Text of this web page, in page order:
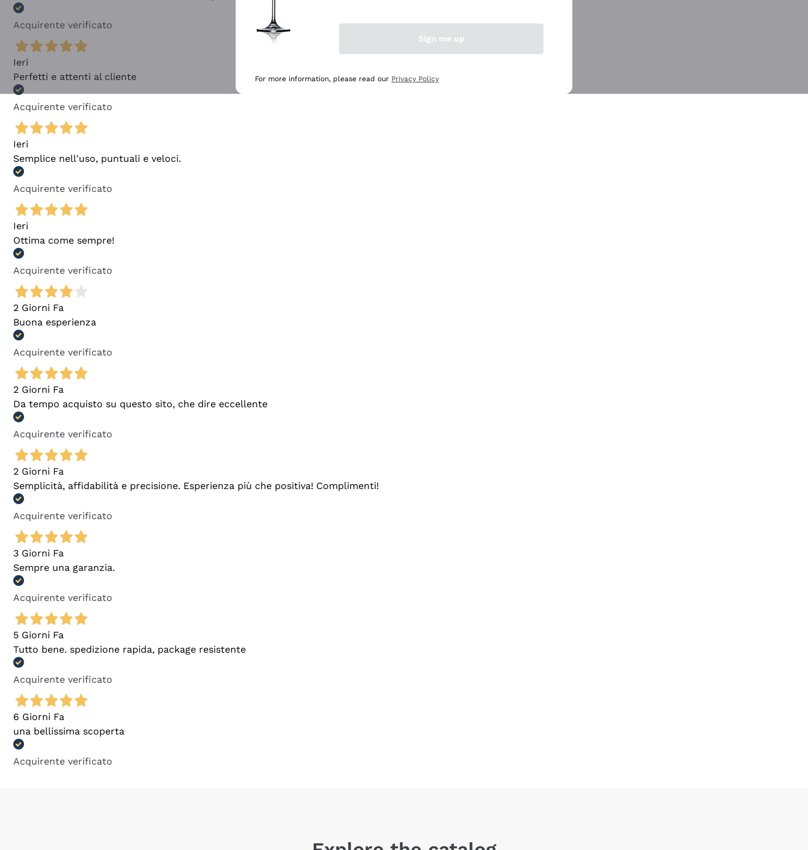
Acquirente verificato
Ieri
Perfetti e attenti al cliente
Acquirente verificato
Ieri
Semplice nell'uso, puntuali e veloci.
Acquirente verificato
Ieri
Ottima come sempre!
Acquirente verificato
2 Giorni Fa
Buona esperienza
Acquirente verificato
2 Giorni Fa
Da tempo acquisto su questo sito, che dire eccellente
Acquirente verificato
2 Giorni Fa
Semplicità, affidabilità e precisione. Esperienza più che positiva! Complimenti!
Acquirente verificato
3 Giorni Fa
Sempre una garanzia.
Acquirente verificato
5 Giorni Fa
Tutto bene. spedizione rapida, package resistente
Acquirente verificato
6 Giorni Fa
una bellissima scoperta
Acquirente verificato
Sign me up
For more information, please read our Privacy Policy